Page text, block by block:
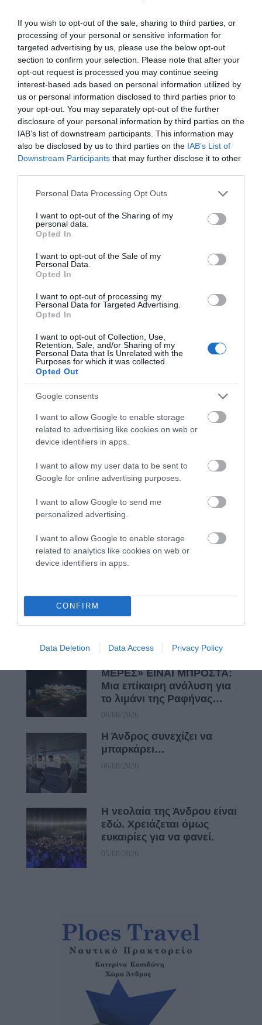
If you wish to opt-out of the sale, sharing to third parties, or
processing of your personal or sensitive information for
targeted advertising by us, please use the below opt-out
section to confirm your selection. Please note that after your
opt-out request is processed you may continue seeing
interest-based ads based on personal information utilized by
us or personal information disclosed to third parties prior to
your opt-out. You may separately opt-out of the further
disclosure of your personal information by third parties on the
IAB’s list of downstream participants. This information may
also be disclosed by us to third parties on the IAB’s List of
Downstream Participants that may further disclose it to other
Please note that this website/app uses one or more Google
not limited to your visit or usage behaviour. You may click to
grant or deny consent to Google and its third-party tags to
use your data for below specified purposes in below Google
consent section.
Personal Data Processing Opt Outs
I want to opt-out of the Sharing of my
personal data.
Opted In
I want to opt-out of the Sale of my
Personal Data.
Opted In
I want to opt-out of processing my
Personal Data for Targeted Advertising.
Opted In
I want to opt-out of Collection, Use,
Retention, Sale, and/or Sharing of my
Personal Data that Is Unrelated with the
Purposes for which it was collected.
Opted Out
Google consents
I want to allow Google to enable storage
related to advertising like cookies on web or
device identifiers in apps.
I want to allow my user data to be sent to
Google for online advertising purposes.
I want to allow Google to send me
personalized advertising.
I want to allow Google to enable storage
related to analytics like cookies on web or
device identifiers in apps.
CONFIRM
Data Deletion Data Access Privacy Policy
Προτεινόμενα άρθρα
ΦΕΣΤΙΒΑΛ ΑΝΔΡΟΥ: Ένα βαθυστόχαστο έργο του
Μπέκετ
Η νεολαία της Άνδρου είναι εδώ. Χρειάζεται όμως
ευκαιρίες για να φανεί.
ΡΑΦΗΝΑ – ΘΕΟΥΤΑ σημειώσατε…
ΣΥΓΚΛΟΝΙΣΤΙΚΟΣ ΑΠΟΧΑΙΡΕΤΙΣΜΟΣ ΣΤΗ
ΡΑΦΗΝΑ ΣΤΟ «ΤΕΛΕΥΤΑΙΟ ΜΠΑΡΚΟ» ΤΟΥ
ΚΑΠΕΤΑΝ ΑΝΤΩΝΗ ΒΙΔΑΛΗ
αναχώρηση εκείνης της ώρας…
Πρόσφατα Άρθρα
ΦΕΣΤΙΒΑΛ ΑΝΔΡΟΥ: Ένα
βαθυστόχαστο έργο του
Μπέκετ
07/08/2026
ΠΑΝΗΓΥΡΙ ΤΗΣ ΑΝΔΡΟΥ:
07/08/2026
ΜΕΡΕΣ» ΕΙΝΑΙ ΜΠΡΟΣΤΑ:
Μια επίκαιρη ανάλυση για
το λιμάνι της Ραφήνας…
06/08/2026
Η Άνδρος συνεχίζει να
μπαρκάρει…
06/08/2026
Η νεολαία της Άνδρου είναι
εδώ. Χρειάζεται όμως
ευκαιρίες για να φανεί.
05/08/2026